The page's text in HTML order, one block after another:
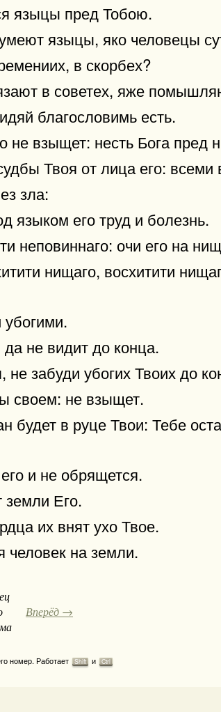
языцы пред Тобою.
языцы, яко человецы
в скорбех?
в советех, яже
благословимь есть.
не взыщет: несть Бога пред
Твоя от лица его: всеми
зла:
языком его труд и болезнь.
неповиннаго: очи его на
нищаго, восхитити
не видит до конца.
забуди убогих Твоих до
своем: не взыщет.
в руце Твои: Тебе
и не обрящется.
земли Его.
их внят ухо Твое.
человек на земли.
Вперёд →
номер. Работает Shift и Ctrl